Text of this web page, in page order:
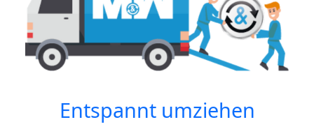
Entspannt umziehen